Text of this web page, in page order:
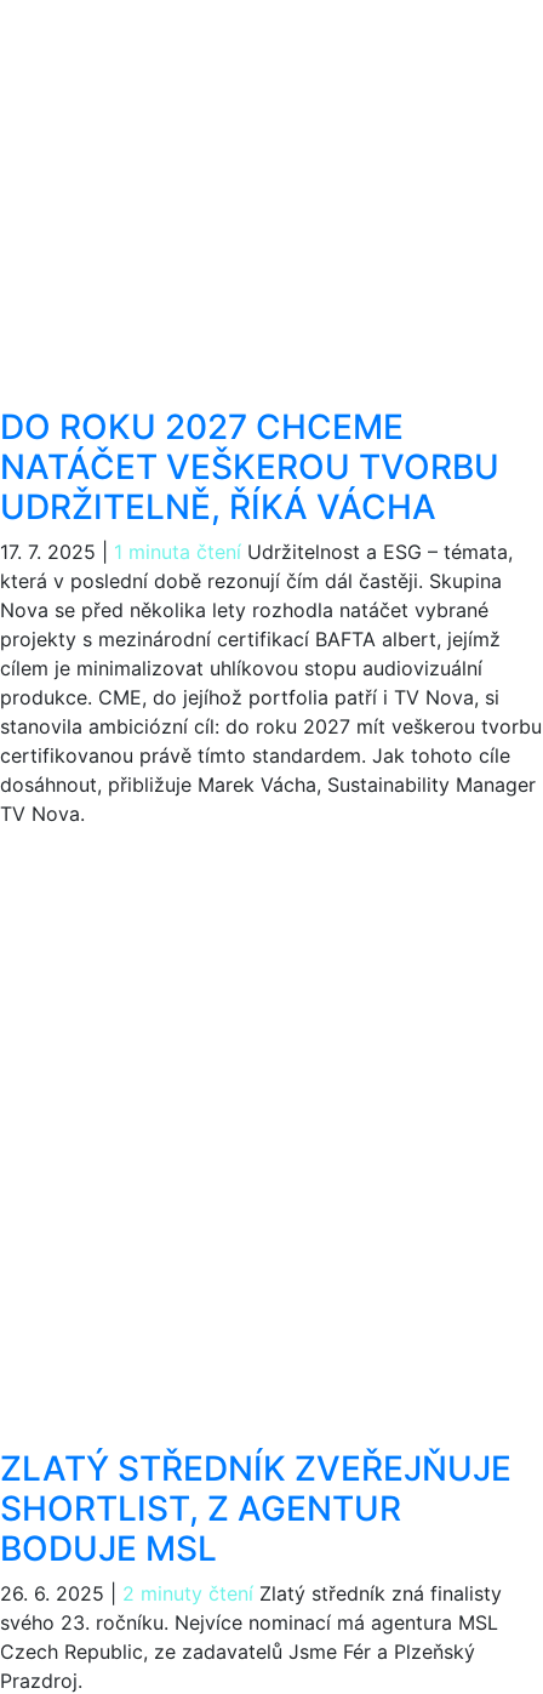
DO ROKU 2027 CHCEME
NATÁČET VEŠKEROU TVORBU
UDRŽITELNĚ, ŘÍKÁ VÁCHA
17. 7. 2025 1 minuta čtení Udržitelnost a ESG – témata,
která v poslední době rezonují čím dál častěji. Skupina
Nova se před několika lety rozhodla natáčet vybrané
projekty s mezinárodní certifikací BAFTA albert, jejímž
cílem je minimalizovat uhlíkovou stopu audiovizuální
produkce. CME, do jejíhož portfolia patří i TV Nova, si
stanovila ambiciózní cíl: do roku 2027 mít veškerou tvorbu
certifikovanou právě tímto standardem. Jak tohoto cíle
dosáhnout, přibližuje Marek Vácha, Sustainability Manager
TV Nova.
ZLATÝ STŘEDNÍK ZVEŘEJŇUJE
SHORTLIST, Z AGENTUR
BODUJE MSL
26. 6. 2025 2 minuty čtení Zlatý středník zná finalisty
svého 23. ročníku. Nejvíce nominací má agentura MSL
Czech Republic, ze zadavatelů Jsme Fér a Plzeňský
Prazdroj.